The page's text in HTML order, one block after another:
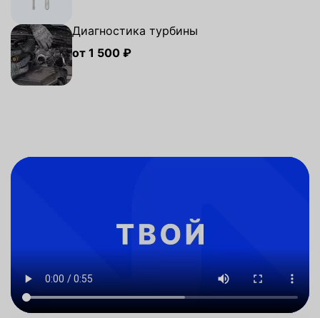
Диагностика турбины
от 1 500 ₽